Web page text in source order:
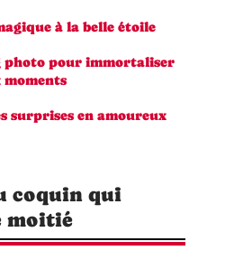
à la belle étoile
photo pour immortaliser
moments
surprises en amoureux
coquin qui
moitié